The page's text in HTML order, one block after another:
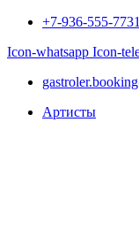
+7-936-555-7731
Icon-whatsapp Icon-
Артисты